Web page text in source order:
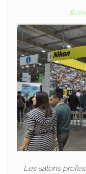
Les salons